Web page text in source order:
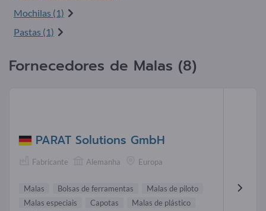
Mochilas (1)
Pastas (1)
Fornecedores de Malas (8)
PARAT Solutions GmbH
Fabricante Alemanha Europa
Malas Bolsas de ferramentas
Malas de piloto
Malas especiais
Capotas
Malas de plástico